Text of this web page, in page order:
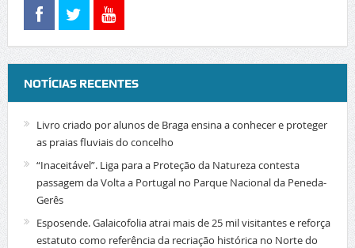
NOTÍCIAS RECENTES
Livro criado por alunos de Braga ensina a conhecer e proteger
as praias fluviais do concelho
“Inaceitável”. Liga para a Proteção da Natureza contesta
passagem da Volta a Portugal no Parque Nacional da Peneda-
Gerês
Esposende. Galaicofolia atrai mais de 25 mil visitantes e reforça
estatuto como referência da recriação histórica no Norte do